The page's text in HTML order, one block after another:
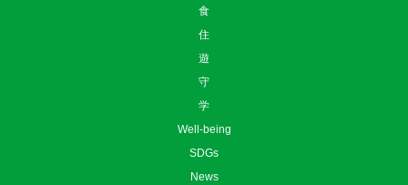
食
住
遊
守
学
Well-being
SDGs
News